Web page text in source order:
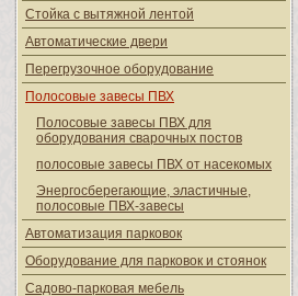
Стойка с вытяжной лентой
Автоматические двери
Перегрузочное оборудование
Полосовые завесы ПВХ
Полосовые завесы ПВХ для
оборудования сварочных постов
полосовые завесы ПВХ от насекомых
Энергосберегающие, эластичные,
полосовые ПВХ-завесы
Автоматизация парковок
Оборудование для парковок и стоянок
Садово-парковая мебель